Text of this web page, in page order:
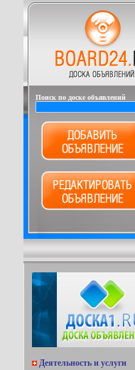
Поиск по доске объявлений
Деятельность и услуги